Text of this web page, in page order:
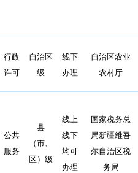
行政
许可
自治区
级
线下
办理
自治区农业
农村厅
公共
服务
县
（市、
区）级
线上
线下
均可
办理
国家税务总
局新疆维吾
尔自治区税
务局